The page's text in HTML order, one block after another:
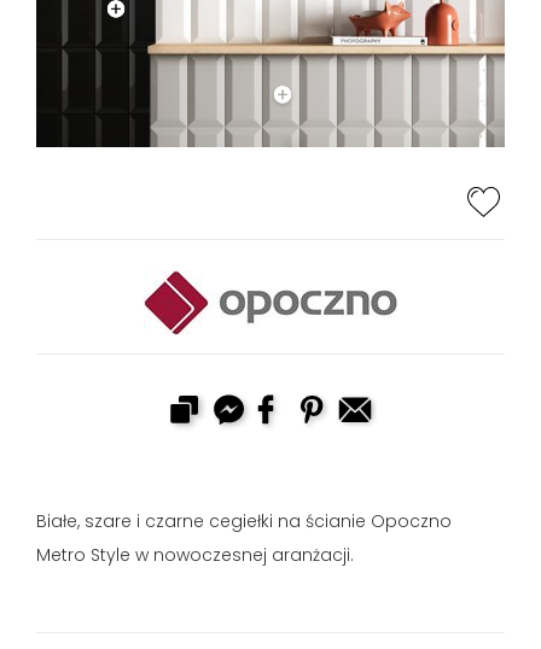
Białe, szare i czarne cegiełki na ścianie Opoczno
Metro Style w nowoczesnej aranżacji.